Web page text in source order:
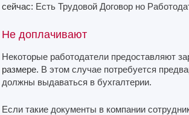
сейчас: Есть Трудовой Договор но
Не доплачивают
Некоторые работодатели предоставляют
размере. В этом случае потребуется
должны выдаваться в бухгалтерии.
Если такие документы в компании